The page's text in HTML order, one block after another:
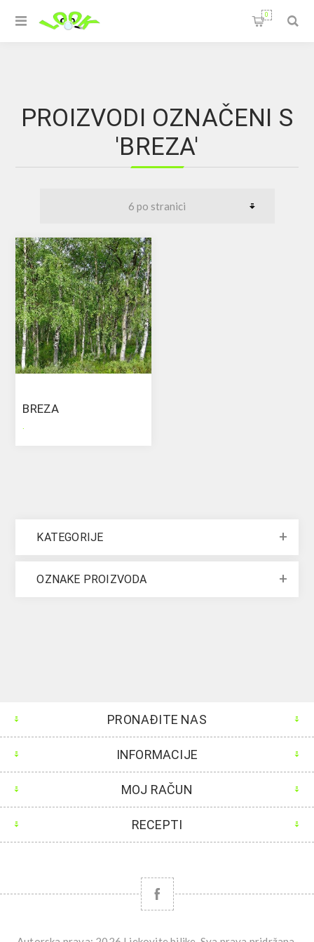
0
PROIZVODI OZNAČENI S
'BREZA'
BREZA
KATEGORIJE
OZNAKE PROIZVODA
PRONAĐITE NAS
INFORMACIJE
MOJ RAČUN
RECEPTI